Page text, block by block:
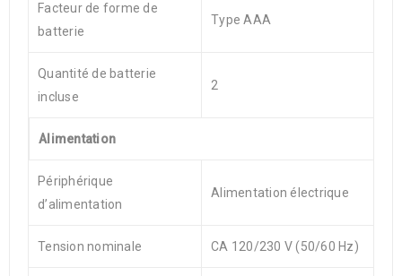
Facteur de forme de
batterie
Type AAA
Quantité de batterie
incluse
2
Alimentation
Périphérique
d’alimentation
Alimentation électrique
Tension nominale CA 120/230 V (50/60 Hz)